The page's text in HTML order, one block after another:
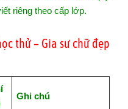
riêng theo cấp lớp.
thử – Gia sư chữ đẹp
Ghi chú